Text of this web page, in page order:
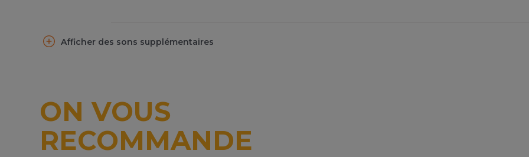
Afficher des sons supplémentaires
ON VOUS
RECOMMANDE